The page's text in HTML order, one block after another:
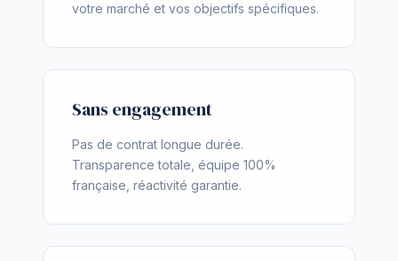
votre marché et vos objectifs spécifiques.
Sans engagement
Pas de contrat longue durée.
Transparence totale, équipe 100%
française, réactivité garantie.